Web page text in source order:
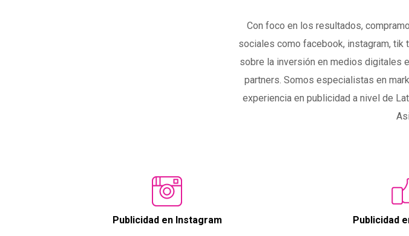
Con foco en los resultados,
sociales como facebook, instagram, tik
sobre la inversión en medios digitales
partners. Somos especialistas en
experiencia en publicidad a nivel de
Publicidad en Instagram Publicidad